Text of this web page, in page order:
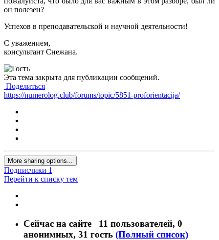
он полезен?
Успехов в преподавательской и научной деятельности!
С уважением,
консультант Снежана.
Эта тема закрыта для публикации сообщений.
Поделиться
https://numerolog.club/forums/topic/5851-proforientacija/
More sharing options...
Подписчики 1
Перейти к списку тем
Сейчас на сайте 11 пользователей, 0
анонимных, 31 гость (Полный список)